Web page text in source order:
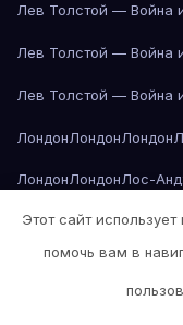
Лев Толстой — Война
Лев Толстой — Война
Лев Толстой — Война
ЛондонЛондонЛондон
ЛондонЛондонЛос-
Лос-АнджелесЛос-
Лос-
Этот сайт
помочь вам в